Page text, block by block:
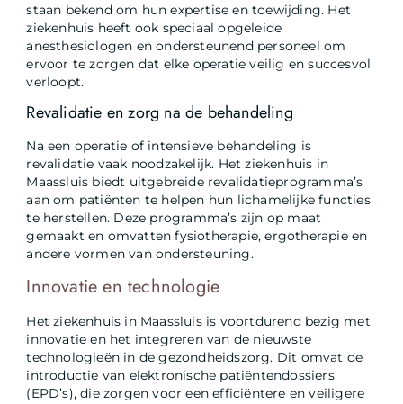
staan bekend om hun expertise en toewijding. Het
ziekenhuis heeft ook speciaal opgeleide
anesthesiologen en ondersteunend personeel om
ervoor te zorgen dat elke operatie veilig en succesvol
verloopt.
Revalidatie en zorg na de behandeling
Na een operatie of intensieve behandeling is
revalidatie vaak noodzakelijk. Het ziekenhuis in
Maassluis biedt uitgebreide revalidatieprogramma’s
aan om patiënten te helpen hun lichamelijke functies
te herstellen. Deze programma’s zijn op maat
gemaakt en omvatten fysiotherapie, ergotherapie en
andere vormen van ondersteuning.
Innovatie en technologie
Het ziekenhuis in Maassluis is voortdurend bezig met
innovatie en het integreren van de nieuwste
technologieën in de gezondheidszorg. Dit omvat de
introductie van elektronische patiëntendossiers
(EPD’s), die zorgen voor een efficiëntere en veiligere